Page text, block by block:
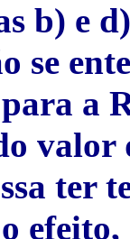
b) e
se
a
ter